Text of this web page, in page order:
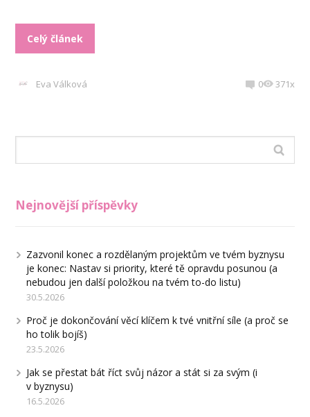
Celý článek
Eva Válková 0 371x
Nejnovější příspěvky
Zazvonil konec a rozdělaným projektům ve tvém byznysu
je konec: Nastav si priority, které tě opravdu posunou (a
nebudou jen další položkou na tvém to-do listu)
30.5.2026
Proč je dokončování věcí klíčem k tvé vnitřní síle (a proč se
ho tolik bojíš)
23.5.2026
Jak se přestat bát říct svůj názor a stát si za svým (i
v byznysu)
16.5.2026